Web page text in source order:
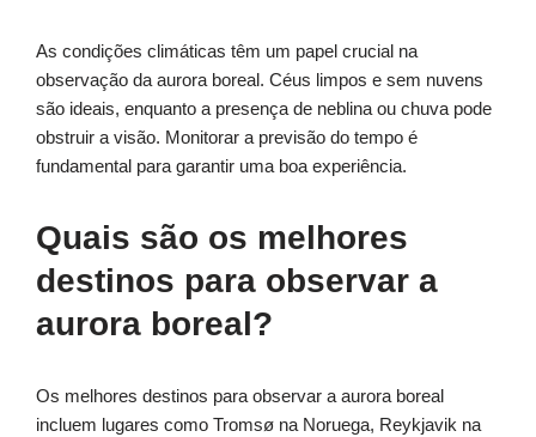
As condições climáticas têm um papel crucial na
observação da aurora boreal. Céus limpos e sem nuvens
são ideais, enquanto a presença de neblina ou chuva pode
obstruir a visão. Monitorar a previsão do tempo é
fundamental para garantir uma boa experiência.
Quais são os melhores
destinos para observar a
aurora boreal?
Os melhores destinos para observar a aurora boreal
incluem lugares como Tromsø na Noruega, Reykjavik na